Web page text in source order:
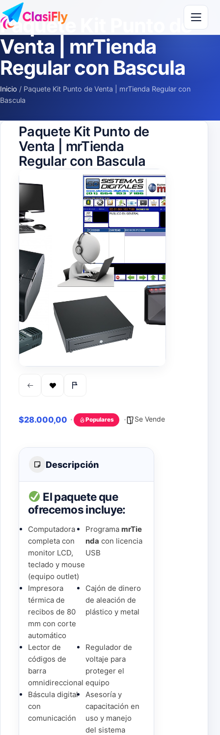
Saltar al contenido
Paquete Kit Punto de
Venta | mrTienda
Regular con Bascula
Inicio / Paquete Kit Punto de Venta | mrTienda Regular con
Bascula
Paquete Kit Punto de
Venta | mrTienda
Regular con Bascula
$28.000,00 Populares Se Vende
Descripción
El paquete que
ofrecemos incluye:
Computadora
completa con
monitor LCD,
teclado y mouse
(equipo outlet)
Programa mrTie
nda con licencia
USB
Impresora
térmica de
recibos de 80
mm con corte
automático
Cajón de dinero
de aleación de
plástico y metal
Lector de
códigos de
barra
omnidireccional
Regulador de
voltaje para
proteger el
equipo
Báscula digital
con
comunicación
Asesoría y
capacitación en
uso y manejo
del sistema